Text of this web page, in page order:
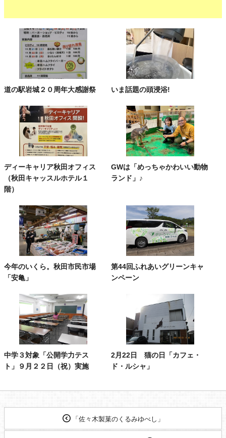
道の駅岩城２０周年大感謝祭 いま話題の頭浸浴!
ディーキャリア秋田オフィス
（秋田キャッスルホテル１
階）
GWは「めっちゃかわいい動物
ランド」♪
今年のいくら。秋田市民市場
「安亀」
第44回ふれあいグリーンキャ
ンペーン
中学３対象「公開学力テス
ト」９月２２日（祝）実施
2月22日 猫の日「カフェ・
ド・ルシャ」
「佐々木製菓のくるみゆべし」